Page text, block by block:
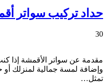
حداد تركيب سواتر
30
مقدمة عن سواتر الأقمشة إذا
وإضافة لمسة جمالية لمنزلك
تمثل…